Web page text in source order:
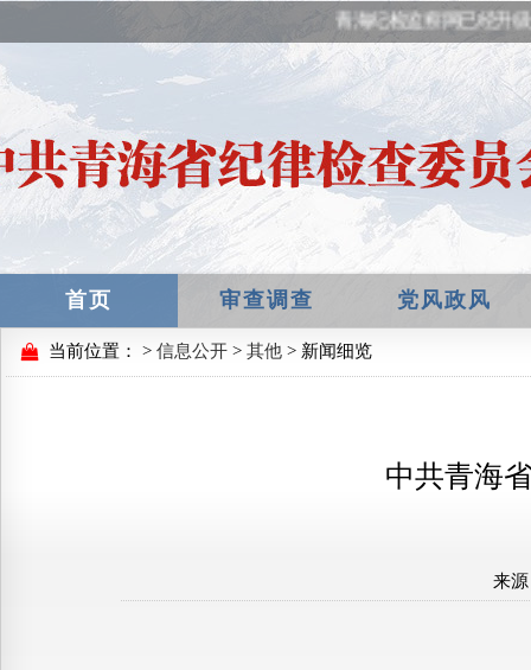
青海纪检监察网已经升
首页 审查调查 党风政风
当前位置： > 信息公开 > 其他 > 新闻细览
中共青海
来